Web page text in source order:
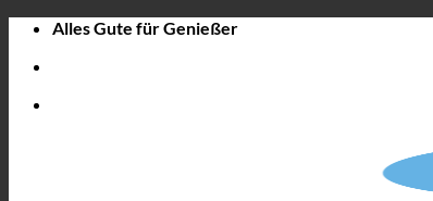
Zum
springen
Alles Gute für Genießer